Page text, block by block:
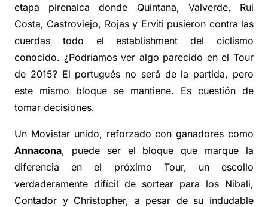
etapa pirenaica donde Quintana, Valverde, Rui
Costa, Castroviejo, Rojas y Erviti pusieron contra las
cuerdas todo el establishment del ciclismo
conocido. ¿Podríamos ver algo parecido en el Tour
de 2015? El portugués no será de la partida, pero
este mismo bloque se mantiene. Es cuestión de
tomar decisiones.
Un Movistar unido, reforzado con ganadores como
Annacona, puede ser el bloque que marque la
diferencia en el próximo Tour, un escollo
verdaderamente difícil de sortear para los Nibali,
Contador y Christopher, a pesar de su indudable